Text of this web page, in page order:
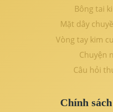
Bông tai
Mặt dây
Vòng tay kim
Chuyện
Câu hỏi
Chính